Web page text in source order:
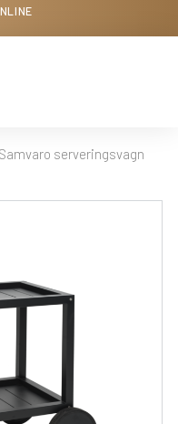
Samvaro serveringsvagn